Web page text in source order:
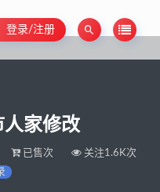
登录/注册
家修改
已售次
关注1.6K次